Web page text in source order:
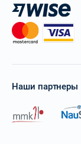
Наши партнеры